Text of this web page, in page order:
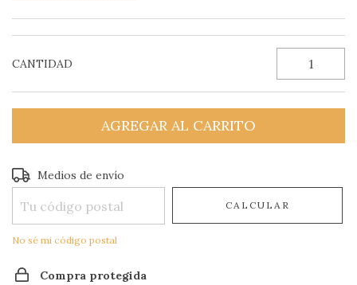
CANTIDAD
Entregas para el CP:
Medios de envío
CALCULAR
No sé mi código postal
Compra protegida